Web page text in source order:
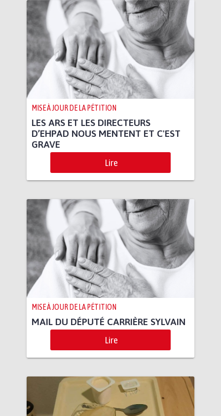
MISE À JOUR DE LA PÉTITION
LES ARS ET LES DIRECTEURS
D’EHPAD NOUS MENTENT ET C'EST
GRAVE
Lire
MISE À JOUR DE LA PÉTITION
MAIL DU DÉPUTÉ CARRIÈRE SYLVAIN
Lire